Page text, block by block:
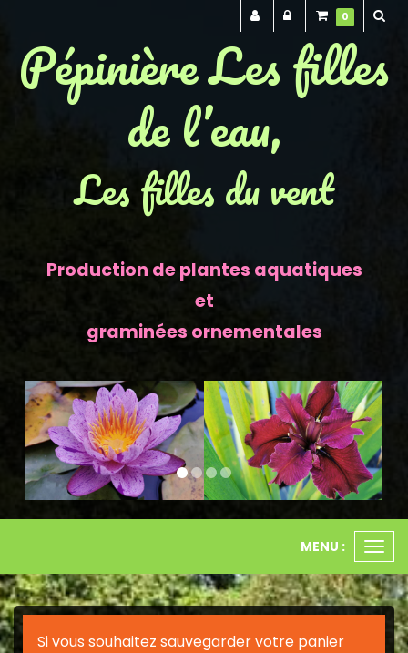
Pépinière Les filles
de l’eau,
Les filles du vent
Production de plantes aquatiques
et
graminées ornementales
Previous Next
le
MENU :
Si vous souhaitez sauvegarder votre panier
0